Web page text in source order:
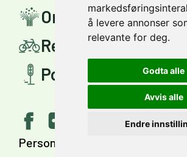
å levere annonser
relevante for deg.
Godta alle
Avvis alle
Endre
Om Miljøpakken
Reis smartere
Politisk styring
Personvern